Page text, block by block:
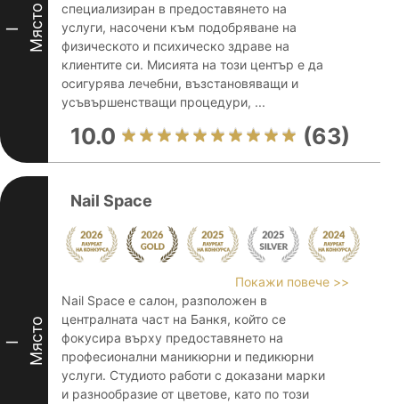
I Място
специализиран в предоставянето на
услуги, насочени към подобряване на
физическото и психическо здраве на
клиентите си. Мисията на този център е да
осигурява лечебни, възстановяващи и
усъвършенстващи процедури, ...
10.0 (63)
I Място
Nail Space
Покажи повече >>
Nail Space е салон, разположен в
централната част на Банкя, който се
фокусира върху предоставянето на
професионални маникюрни и педикюрни
услуги. Студиото работи с доказани марки
и разнообразие от цветове, като по този